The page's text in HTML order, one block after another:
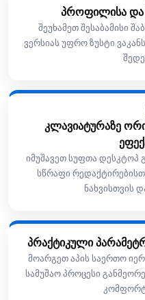
პროფილისა და
შეუხამეთ შესაბამისი
ვერსიას უფრო ზუსტი
კლავიატურაზე
იმუშავეთ სუფთა
სწრაფი
ნახვისთვის
პრაქტიკული
მოარგეთ აპის საერთო
სამუშაო პროცესი